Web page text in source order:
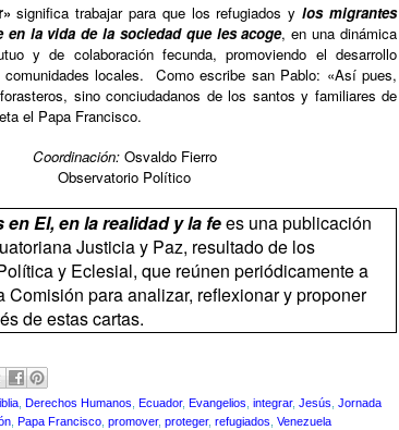
significa trabajar para que los refugiados ylos migrantes
en la vida de la sociedad que les acoge, en una dinámica
y de colaboración fecunda, promoviendo el desarrollo
locales.
Como escribe san Pablo: «Así pues,
sino conciudadanos de los santos y familiares de
el Papa Francisco.
Coordinación:Osvaldo Fierro
Observatorio Político
El, en la realidad y la fees una publicación
Justicia y Paz, resultado de los
y Eclesial, que reúnen periódicamente a
Comisión para analizar, reflexionar y proponer
de estas cartas.
Derechos Humanos Ecuador, Evangelios integrar, Jesús Jornada
Papa Francisco promover, proteger, refugiados Venezuela